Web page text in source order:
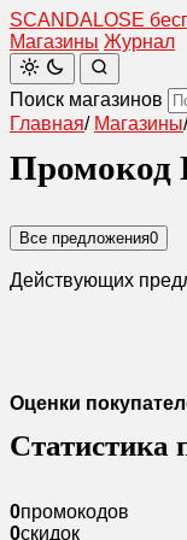
SCANDALOSE
Магазины Журнал
Поиск магазинов
Главная/ Магазины/
Промокод
Все предложения0
Действующих
Оценки
Статистика
0промокодов
0скидок